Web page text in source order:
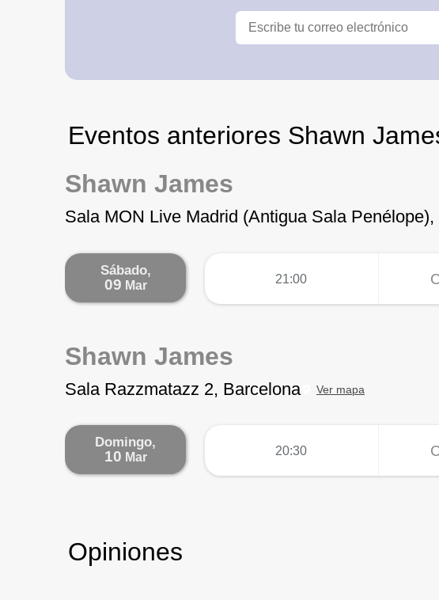
Eventos anteriores Shawn
Shawn James
Sala MON Live Madrid (Antigua Sala Penélope),
Sábado,
09 Mar 21:00
Shawn James
Sala Razzmatazz 2, Barcelona Ver mapa
Domingo,
10 Mar 20:30
Opiniones